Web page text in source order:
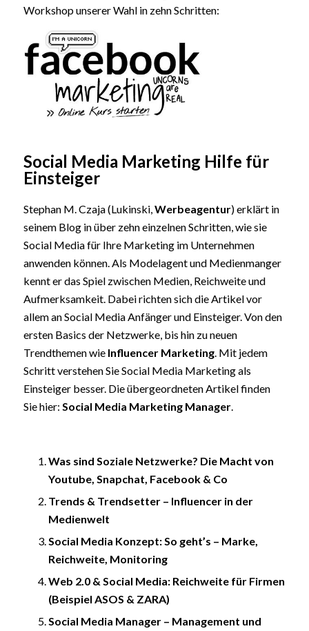
Workshop unserer Wahl in zehn Schritten:
Social Media Marketing Hilfe für
Einsteiger
Stephan M. Czaja (Lukinski, Werbeagentur) erklärt in
seinem Blog in über zehn einzelnen Schritten, wie sie
Social Media für Ihre Marketing im Unternehmen
anwenden können. Als Modelagent und Medienmanger
kennt er das Spiel zwischen Medien, Reichweite und
Aufmerksamkeit. Dabei richten sich die Artikel vor
allem an Social Media Anfänger und Einsteiger. Von den
ersten Basics der Netzwerke, bis hin zu neuen
Trendthemen wie Influencer Marketing. Mit jedem
Schritt verstehen Sie Social Media Marketing als
Einsteiger besser. Die übergeordneten Artikel finden
Sie hier: Social Media Marketing Manager.
Was sind Soziale Netzwerke? Die Macht von
Youtube, Snapchat, Facebook & Co
Trends & Trendsetter – Influencer in der
Medienwelt
Social Media Konzept: So geht’s – Marke,
Reichweite, Monitoring
Web 2.0 & Social Media: Reichweite für Firmen
(Beispiel ASOS & ZARA)
Social Media Manager – Management und